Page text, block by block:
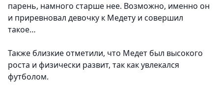
парень, намного старше нее. Возможно, именно он
и приревновал девочку к Медету и совершил
такое…
Также близкие отметили, что Медет был высокого
роста и физически развит, так как увлекался
футболом.